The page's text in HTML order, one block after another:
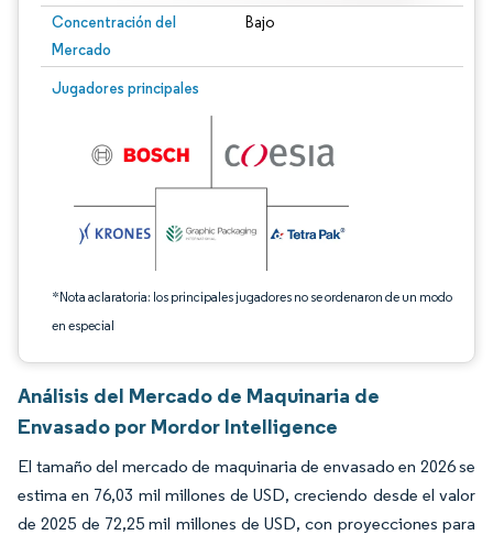
Concentración del
Mercado
Bajo
Jugadores principales
*Nota aclaratoria: los principales jugadores no se ordenaron de un modo
en especial
Imagen © Mordor Intelligence. El uso requiere atribución según CC BY 4.0.
Análisis del Mercado de Maquinaria de
Envasado por Mordor Intelligence
El tamaño del mercado de maquinaria de envasado en 2026 se
estima en 76,03 mil millones de USD, creciendo desde el valor
de 2025 de 72,25 mil millones de USD, con proyecciones para